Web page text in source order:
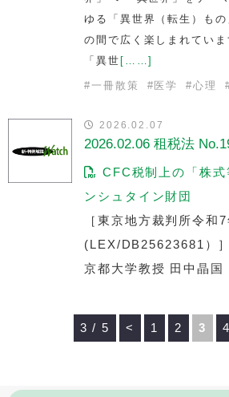
ゆる「異世界（転生）も
の間で広く楽しまれてい
「異世 [……]
# 一冊散策 #医学 #心理
2026.02.07
2026.02.06 租税法
CFC税制上の「株
ンシュタイン財団
［東京地方裁判所令和
(LEX/DB25623681）］
京都大学教授 田中晶国
3 / 5 < 1 2 3 4